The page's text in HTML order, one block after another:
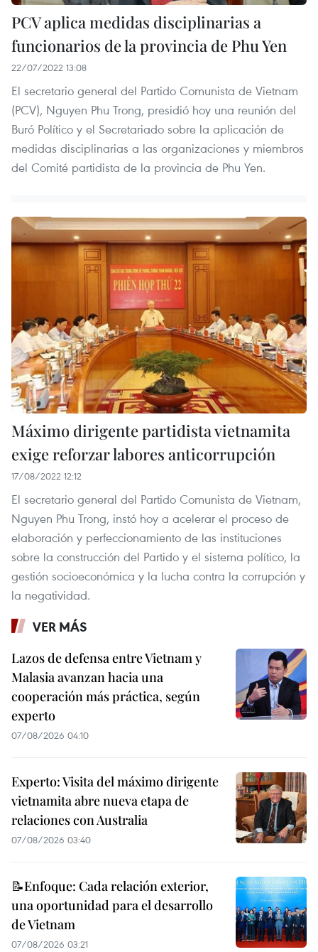
PCV aplica medidas disciplinarias a
funcionarios de la provincia de Phu Yen
22/07/2022 13:08
El secretario general del Partido Comunista de Vietnam
(PCV), Nguyen Phu Trong, presidió hoy una reunión del
Buró Político y el Secretariado sobre la aplicación de
medidas disciplinarias a las organizaciones y miembros
del Comité partidista de la provincia de Phu Yen.
Máximo dirigente partidista vietnamita
exige reforzar labores anticorrupción
17/08/2022 12:12
El secretario general del Partido Comunista de Vietnam,
Nguyen Phu Trong, instó hoy a acelerar el proceso de
elaboración y perfeccionamiento de las instituciones
sobre la construcción del Partido y el sistema político, la
gestión socioeconómica y la lucha contra la corrupción y
la negatividad.
VER MÁS
Lazos de defensa entre Vietnam y
Malasia avanzan hacia una
cooperación más práctica, según
experto
07/08/2026 04:10
Experto: Visita del máximo dirigente
vietnamita abre nueva etapa de
relaciones con Australia
07/08/2026 03:40
📝Enfoque: Cada relación exterior,
una oportunidad para el desarrollo
de Vietnam
07/08/2026 03:21